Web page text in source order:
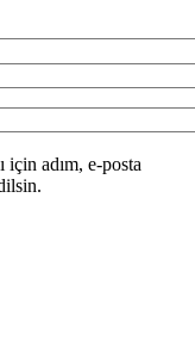
için adım, e-posta